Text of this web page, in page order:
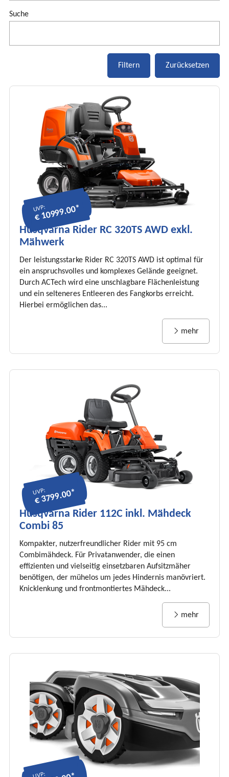
Suche
UVP:
€ 10999.00*
Husqvarna Rider RC 320TS AWD exkl.
Mähwerk
Der leistungsstarke Rider RC 320TS AWD ist optimal für
ein anspruchsvolles und komplexes Gelände geeignet.
Durch ACTech wird eine unschlagbare Flächenleistung
und ein selteneres Entleeren des Fangkorbs erreicht.
Hierbei ermöglichen das...
mehr
UVP:
€ 3799.00*
Husqvarna Rider 112C inkl. Mähdeck
Combi 85
Kompakter, nutzerfreundlicher Rider mit 95 cm
Combimähdeck. Für Privatanwender, die einen
effizienten und vielseitig einsetzbaren Aufsitzmäher
benötigen, der mühelos um jedes Hindernis manövriert.
Knicklenkung und frontmontiertes Mähdeck...
mehr
UVP: